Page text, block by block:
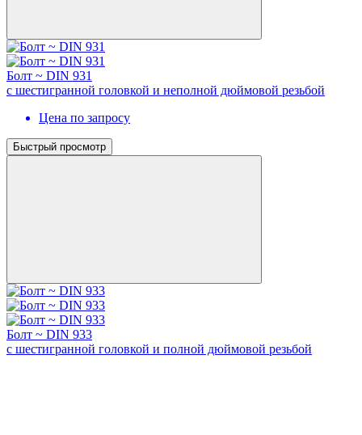
Болт ~ DIN 931
с шестигранной головкой и неполной дюймовой резьбой
Цена по запросу
Быстрый просмотр
Болт ~ DIN 933
с шестигранной головкой и полной дюймовой резьбой